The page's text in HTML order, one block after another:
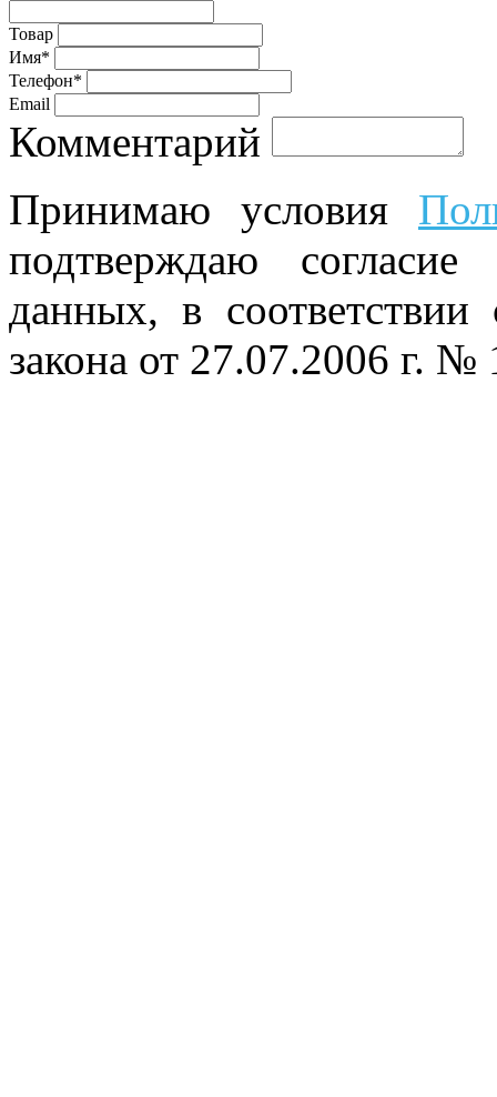
Товар
Имя*
Телефон*
Email
Комментарий
Принимаю условия
подтверждаю
данных, в
закона от 27.07.2006 г.